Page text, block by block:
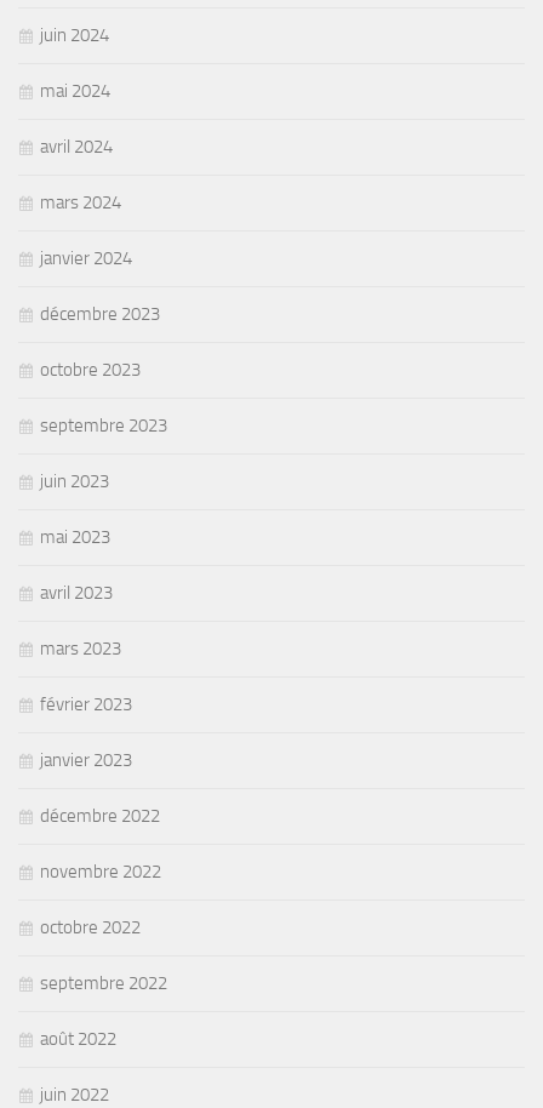
juin 2024
mai 2024
avril 2024
mars 2024
janvier 2024
décembre 2023
octobre 2023
septembre 2023
juin 2023
mai 2023
avril 2023
mars 2023
février 2023
janvier 2023
décembre 2022
novembre 2022
octobre 2022
septembre 2022
août 2022
juin 2022